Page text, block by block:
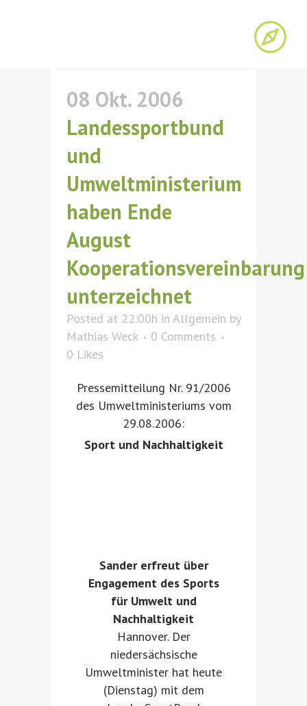
08 Okt. 2006
Landessportbund
und
Umweltministerium
haben Ende
August
Kooperationsvereinbarung
unterzeichnet
Posted at 22:00h in Allgemein by
Mathias Weck
0 Comments
0 Likes
Pressemitteilung Nr. 91/2006
des Umweltministeriums vom
29.08.2006:
Sport und Nachhaltigkeit
Sander erfreut über
Engagement des Sports
für Umwelt und
Nachhaltigkeit
Hannover. Der
niedersächsische
Umweltminister hat heute
(Dienstag) mit dem